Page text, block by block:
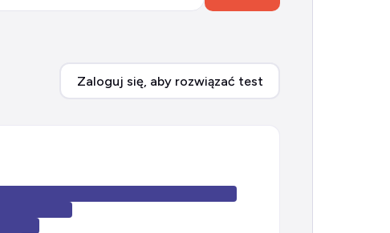
Zaloguj się, aby rozwiązać test